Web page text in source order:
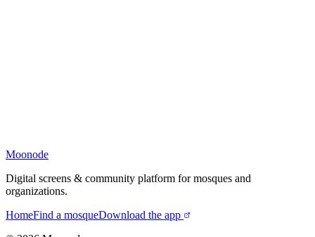
Moonode
Digital screens & community platform for mosques and
organizations.
HomeFind a mosqueDownload the app